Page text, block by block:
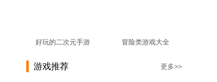
好玩的二次元手游 冒险类游戏大全
游戏推荐 更多>>